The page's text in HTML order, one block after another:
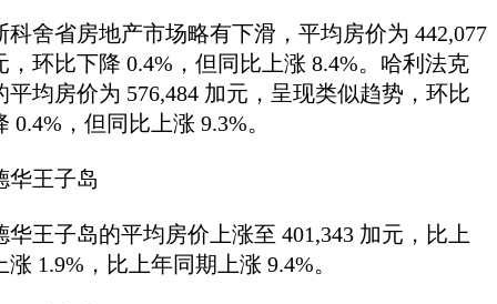
科舍省房地产市场略有下滑，平均房价为 442,077
，环比下降 0.4%，但同比上涨 8.4%。哈利法克
平均房价为 576,484 加元，呈现类似趋势，环比
0.4%，但同比上涨 9.3%。
华王子岛
华王子岛的平均房价上涨至 401,343 加元，比上
涨 1.9%，比上年同期上涨 9.4%。